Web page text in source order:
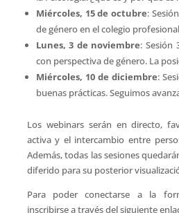
Miércoles, 15 de octubre:
de género en el colegio
Lunes, 3 de noviembre: Sesión
con perspectiva de género. La
Miércoles, 10 de diciembre:
buenas prácticas. Seguimos
Los webinars serán en directo,
activa y el intercambio entre
Además, todas las sesiones
diferido para su posterior
Para poder conectarse a la
inscribirse a través del siguiente